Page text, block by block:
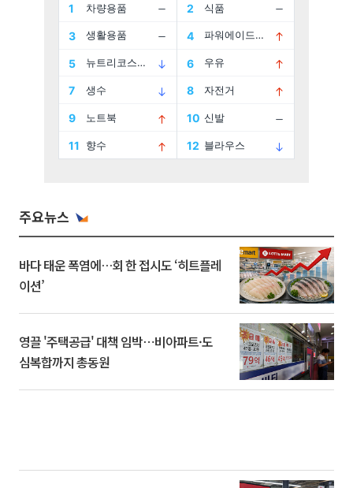
주요뉴스
바다 태운 폭염에…회 한 접시도 ‘히트플레
이션’
영끌 '주택공급' 대책 임박⋯비아파트·도
심복합까지 총동원